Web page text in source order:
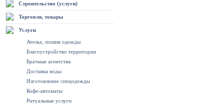
Строительство (услуги)
Торговля, товары
Услуги
Ателье, пошив одежды
Благоустройство территории
Брачные агентства
Доставка воды
Изготовление спецодежды
Кофе-автоматы
Ритуальные услуги